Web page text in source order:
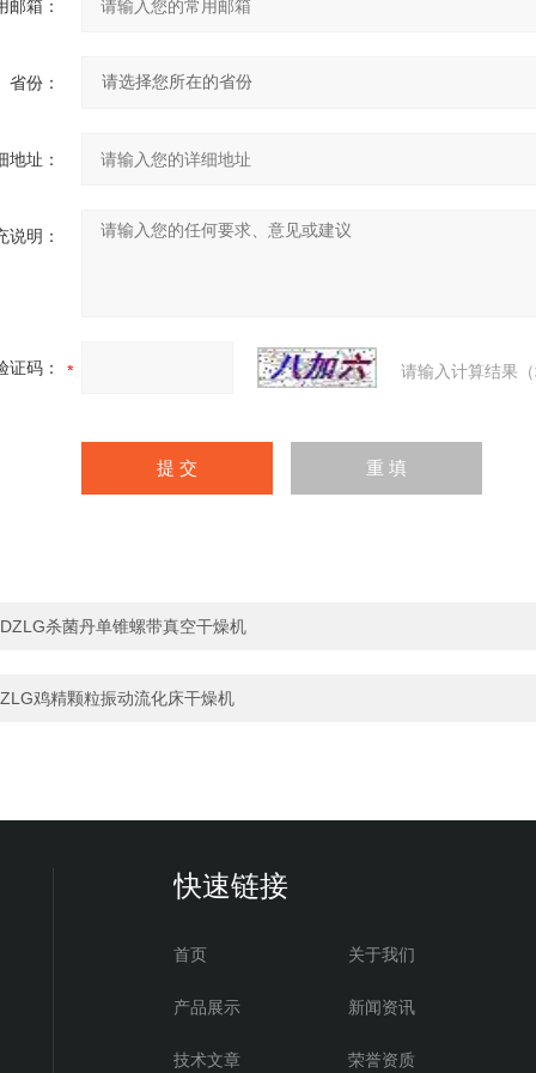
邮箱：
省份：
地址：
说明：
证码： 请输入计算结果
DZLG杀菌丹单锥螺带真空干燥机
ZLG鸡精颗粒振动流化床干燥机
快速链接
首页 关于我们
产品展示 新闻资讯
技术文章 荣誉资质